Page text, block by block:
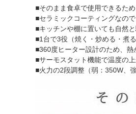
■そのまま食卓で使用できるた
■セラミックコーティングなの
■キッチンや棚に置いても自然
■1台で3役（焼く・炒める・煮る
■360度ヒーター設計のため、熱
■サーモスタット機能で温度の上
■火力の2段調整（弱：350W、